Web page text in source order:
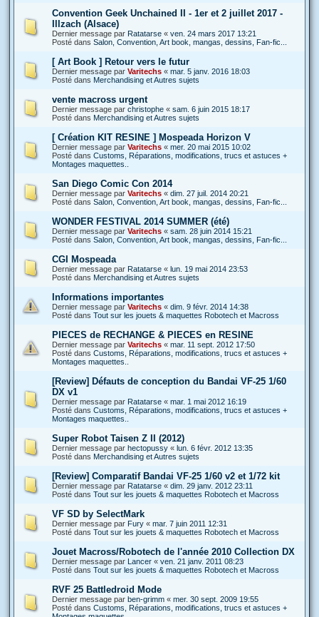
Convention Geek Unchained II - 1er et 2 juillet 2017 -
Illzach (Alsace)
Dernier message par Ratatarse « ven. 24 mars 2017 13:21
Posté dans Salon, Convention, Art book, mangas, dessins, Fan-fic...
[ Art Book ] Retour vers le futur
Dernier message par Varitechs « mar. 5 janv. 2016 18:03
Posté dans Merchandising et Autres sujets
vente macross urgent
Dernier message par christophe « sam. 6 juin 2015 18:17
Posté dans Merchandising et Autres sujets
[ Création KIT RESINE ] Mospeada Horizon V
Dernier message par Varitechs « mer. 20 mai 2015 10:02
Posté dans Customs, Réparations, modifications, trucs et astuces +
Montages maquettes..
San Diego Comic Con 2014
Dernier message par Varitechs « dim. 27 juil. 2014 20:21
Posté dans Salon, Convention, Art book, mangas, dessins, Fan-fic...
WONDER FESTIVAL 2014 SUMMER (été)
Dernier message par Varitechs « sam. 28 juin 2014 15:21
Posté dans Salon, Convention, Art book, mangas, dessins, Fan-fic...
CGI Mospeada
Dernier message par Ratatarse « lun. 19 mai 2014 23:53
Posté dans Merchandising et Autres sujets
Informations importantes
Dernier message par Varitechs « dim. 9 févr. 2014 14:38
Posté dans Tout sur les jouets & maquettes Robotech et Macross
PIECES de RECHANGE & PIECES en RESINE
Dernier message par Varitechs « mar. 11 sept. 2012 17:50
Posté dans Customs, Réparations, modifications, trucs et astuces +
Montages maquettes..
[Review] Défauts de conception du Bandai VF-25 1/60
DX v1
Dernier message par Ratatarse « mar. 1 mai 2012 16:19
Posté dans Customs, Réparations, modifications, trucs et astuces +
Montages maquettes..
Super Robot Taisen Z II (2012)
Dernier message par hectopussy « lun. 6 févr. 2012 13:35
Posté dans Merchandising et Autres sujets
[Review] Comparatif Bandai VF-25 1/60 v2 et 1/72 kit
Dernier message par Ratatarse « dim. 29 janv. 2012 23:11
Posté dans Tout sur les jouets & maquettes Robotech et Macross
VF SD by SelectMark
Dernier message par Fury « mar. 7 juin 2011 12:31
Posté dans Tout sur les jouets & maquettes Robotech et Macross
Jouet Macross/Robotech de l'année 2010 Collection DX
Dernier message par Lancer « ven. 21 janv. 2011 08:23
Posté dans Tout sur les jouets & maquettes Robotech et Macross
RVF 25 Battledroid Mode
Dernier message par ben-grimm « mer. 30 sept. 2009 19:55
Posté dans Customs, Réparations, modifications, trucs et astuces +